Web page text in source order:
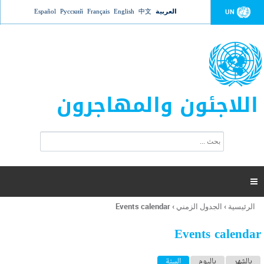
Jump to navigation UN العربية 中文
English
Français
Русский
Español
اللاجئون والمهاجرون
ت
ر
ل
ح
ب

أنت
هنا
الرئيسية › الجدول الزمني ›
Events calendar
Events calendar